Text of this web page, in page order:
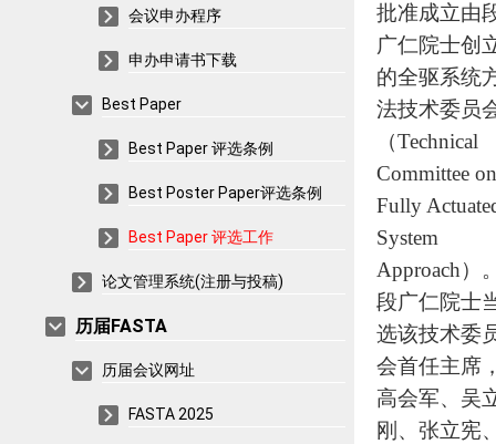
会议申办程序
申办申请书下载
Best Paper
Best Paper 评选条例
Best Poster Paper评选条例
Best Paper 评选工作
论文管理系统(注册与投稿)
历届FASTA
历届会议网址
FASTA 2025
批准成立由
广仁院士创
的全驱系统
法技术委员
（Technical
Committee on
Fully
System
Approach）
段广仁院士
选该技术委
会首任主席
高会军、吴
刚、张立宪